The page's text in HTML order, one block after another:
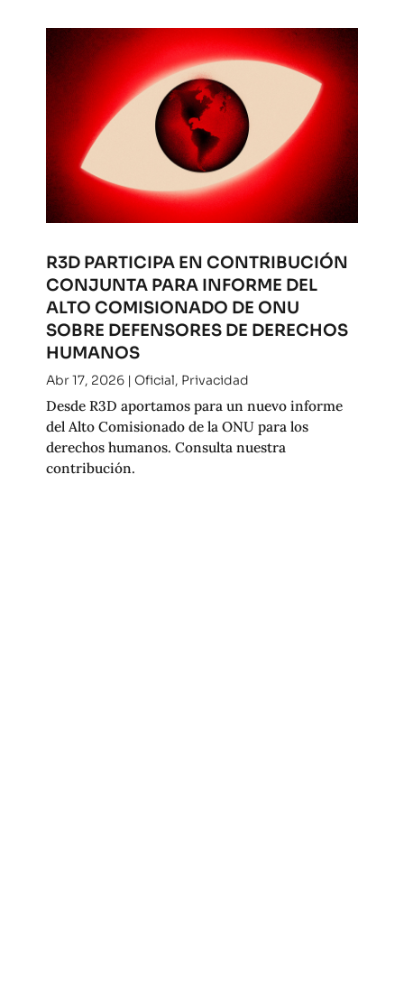
R3D PARTICIPA EN CONTRIBUCIÓN
CONJUNTA PARA INFORME DEL
ALTO COMISIONADO DE ONU
SOBRE DEFENSORES DE DERECHOS
HUMANOS
Abr 17, 2026| Oficial, Privacidad
Desde R3D aportamos para un nuevo informe
del Alto Comisionado de la ONU para los
derechos humanos. Consulta nuestra
contribución.